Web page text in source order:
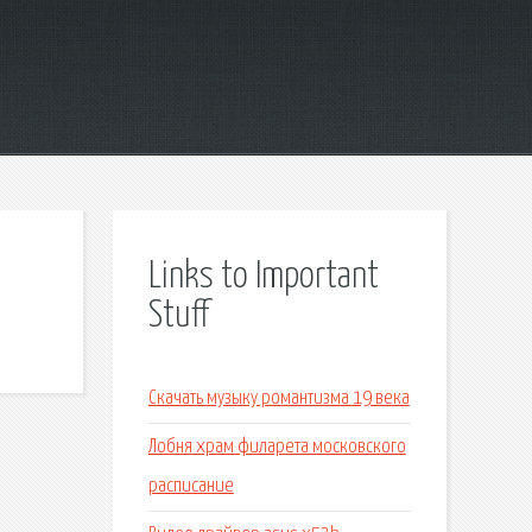
Links to Important
Stuff
Скачать музыку романтизма 19 века
Лобня храм филарета московского
расписание